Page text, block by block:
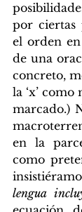
por ciertas
el orden
de una
concreto,
la ‘x’
marcado.)
en la
como
lengua